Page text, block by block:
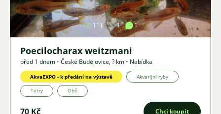
111 1 1
Poecilocharax weitzmani
před 1 dnem • České Budějovice,? km • Nabídka
AkvaEXPO - k předání na výstavě Akvarijní ryby
Tetry Obě
70 Kč Chci koupit